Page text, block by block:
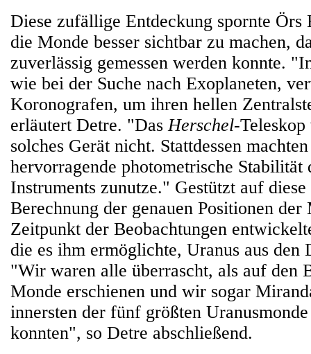
Diese zufällige Entdeckung spornte Örs
die Monde besser sichtbar zu machen,
zuverlässig gemessen werden konnte.
wie bei der Suche nach Exoplaneten,
Koronografen, um ihren hellen
erläutert Detre. "DasHerschel-
solches Gerät nicht. Stattdessen
hervorragende photometrische Stabilität
Instruments zunutze." Gestützt auf
Berechnung der genauen Positionen der
Zeitpunkt der Beobachtungen
die es ihm ermöglichte, Uranus aus den
"Wir waren alle überrascht, als auf den
Monde erschienen und wir sogar
innersten der fünf größten
konnten", so Detre abschließend.